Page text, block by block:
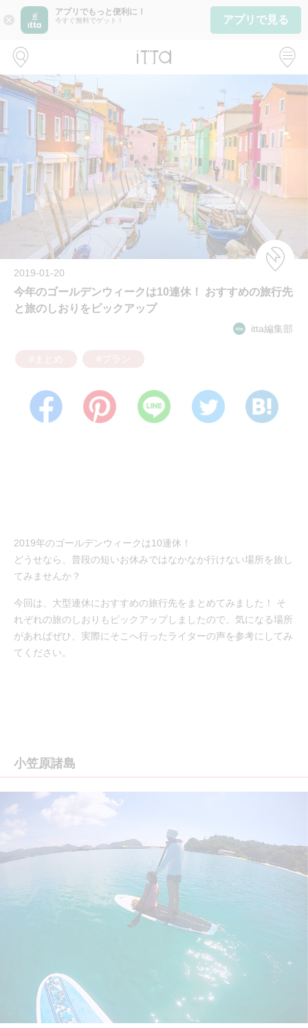
close
アプリでもっと便利に！
今すぐ無料でゲット！ アプリで見る
2019-01-20
今年のゴールデンウィークは10連休！ おすすめの旅行先
と旅のしおりをピックアップ
itta編集部
2019年のゴールデンウィークは10連休！
どうせなら、普段の短いお休みではなかなか行けない場所を旅し
てみませんか？
今回は、大型連休におすすめの旅行先をまとめてみました！ そ
れぞれの旅のしおりもピックアップしましたので、気になる場所
があればぜひ、実際にそこへ行ったライターの声を参考にしてみ
てください。
小笠原諸島